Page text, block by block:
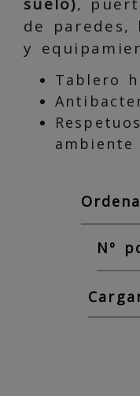
de paredes,
y
Tablero
ambiente
Nº